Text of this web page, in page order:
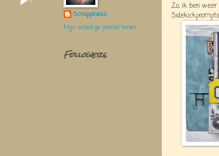
Zo, ik ben
Scrappiness
Mijn volledige profiel tonen
Followers